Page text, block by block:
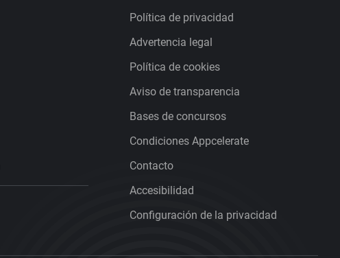
Política de privacidad
Advertencia legal
Política de cookies
Aviso de transparencia
Bases de concursos
Condiciones Appcelerate
Contacto
Accesibilidad
Configuración de la privacidad